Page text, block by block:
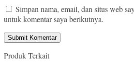
Simpan nama, email, dan situs web
untuk komentar saya berikutnya.
Produk Terkait